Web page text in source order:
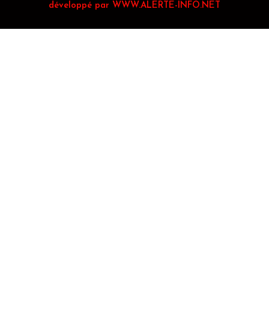
développé par WWW.ALERTE-INFO.NET